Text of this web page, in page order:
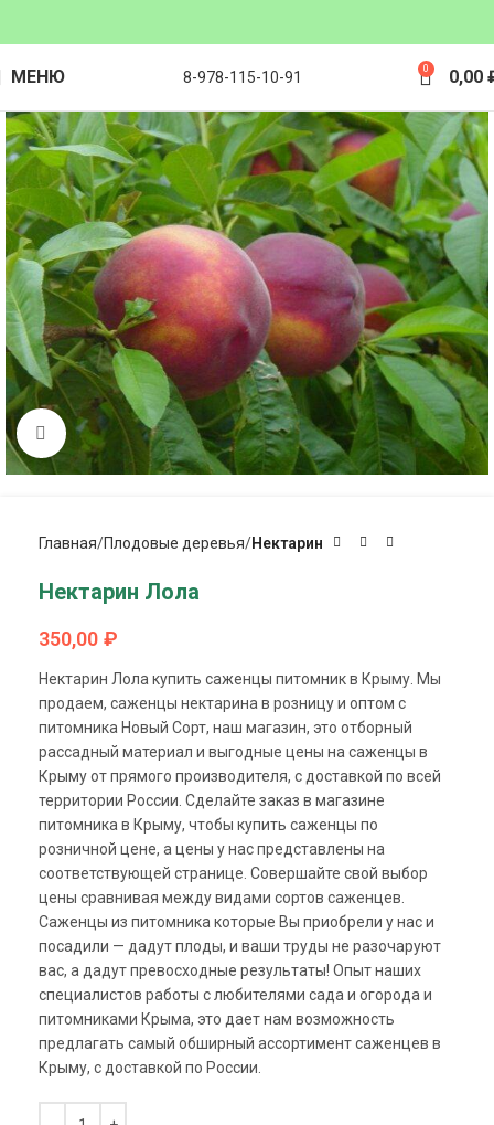
МЕНЮ 8-978-115-10-91 0 0,00
Click to enlarge
Главная Плодовые деревья Нектарин
Нектарин Лола
350,00 ₽
Нектарин Лола купить саженцы питомник в Крыму. Мы
продаем, саженцы нектарина в розницу и оптом с
питомника Новый Сорт, наш магазин, это отборный
рассадный материал и выгодные цены на саженцы в
Крыму от прямого производителя, с доставкой по всей
территории России. Сделайте заказ в магазине
питомника в Крыму, чтобы купить саженцы по
розничной цене, а цены у нас представлены на
соответствующей странице. Совершайте свой выбор
цены сравнивая между видами сортов саженцев.
Саженцы из питомника которые Вы приобрели у нас и
посадили — дадут плоды, и ваши труды не разочаруют
вас, а дадут превосходные результаты! Опыт наших
специалистов работы с любителями сада и огорода и
питомниками Крыма, это дает нам возможность
предлагать самый обширный ассортимент саженцев в
Крыму, с доставкой по России.